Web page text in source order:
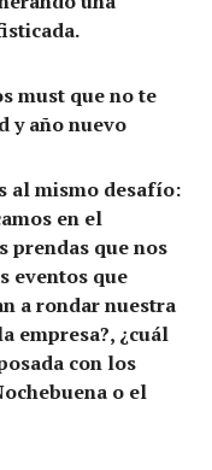
must que no te
y año nuevo
al mismo desafío:
en el
prendas que nos
eventos que
a rondar nuestra
empresa?, ¿cuál
con los
o el